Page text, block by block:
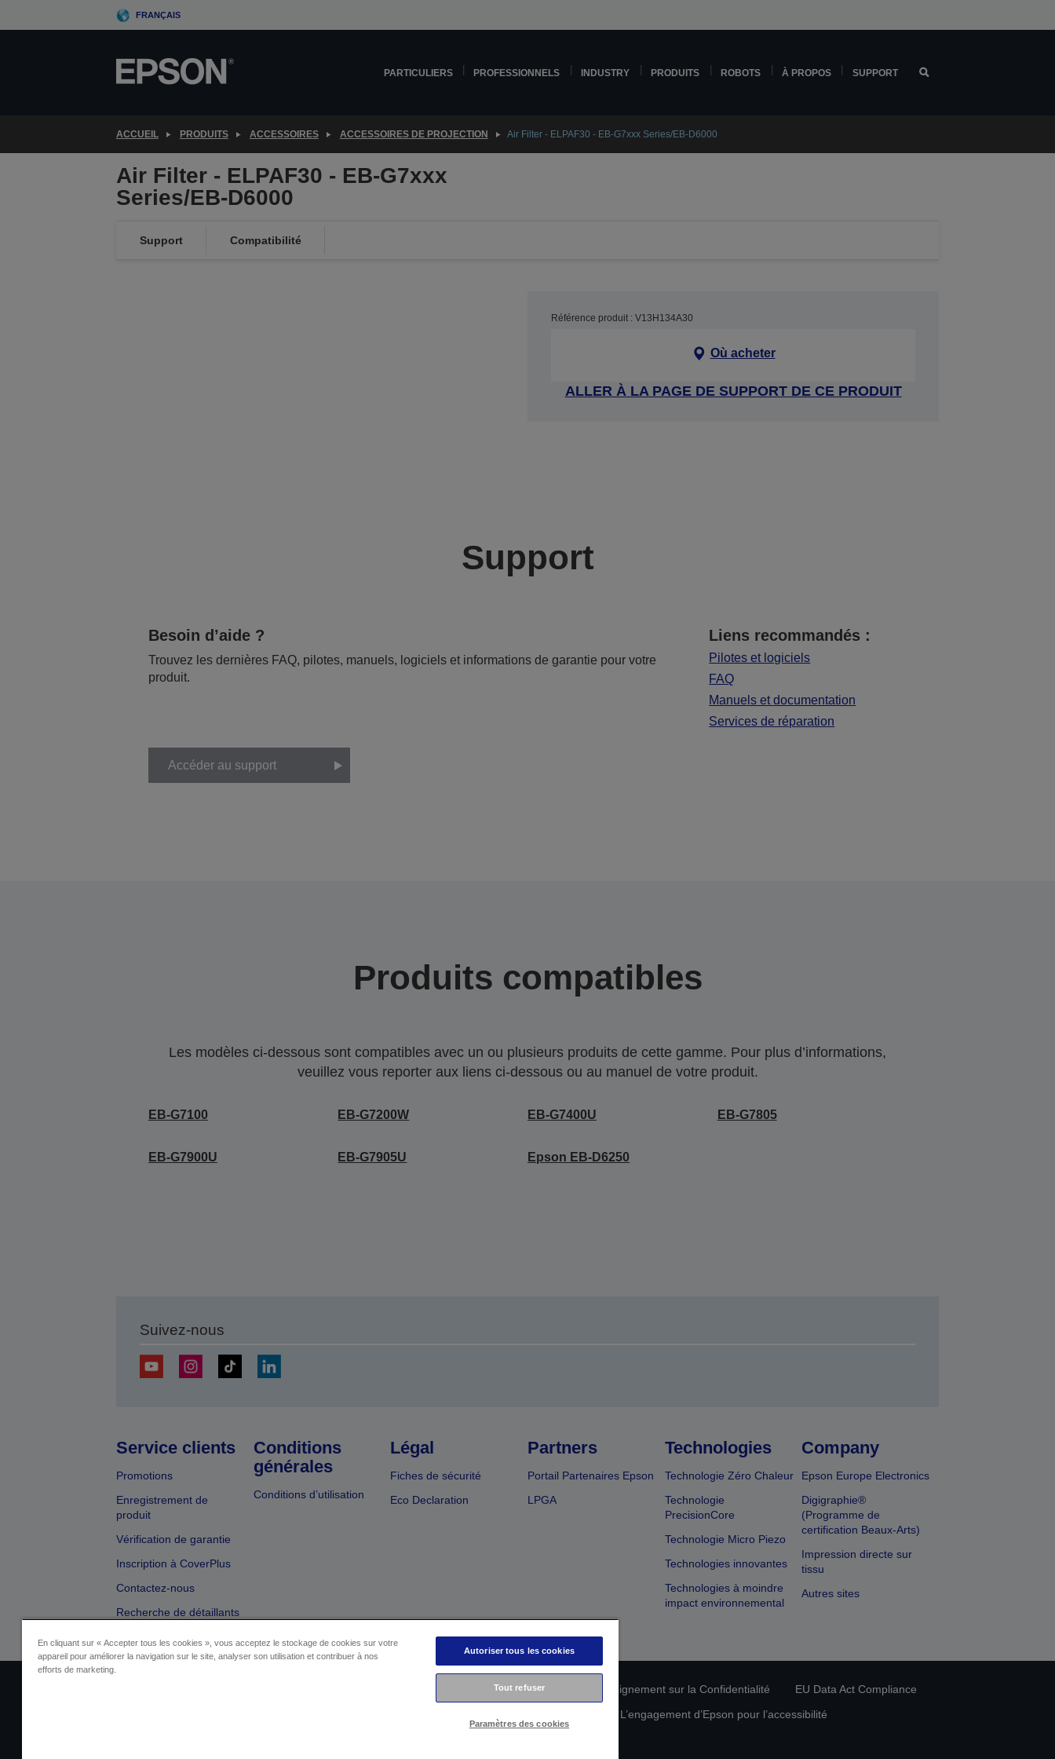
to
FRANÇAIS
PARTICULIERS PROFESSIONNELS INDUSTRY PRODUITS ROBOTS À PROPOS SUPPORT
ACCUEIL PRODUITS ACCESSOIRES ACCESSOIRES DE PROJECTION Air Filter - ELPAF30 - EB-G7xxx Series/EB-D6000
Air Filter - ELPAF30 - EB-G7xxx
Series/EB-D6000
Support Compatibilité
Référence produit : V13H134A30
Où acheter
ALLER À LA PAGE DE SUPPORT DE CE PRODUIT
Support
Besoin d’aide ?
Trouvez les dernières FAQ, pilotes, manuels, logiciels et informations de garantie pour votre
produit.
Liens recommandés :
Pilotes et logiciels
FAQ
Manuels et documentation
Services de réparation
Accéder au support
Produits compatibles
Les modèles ci-dessous sont compatibles avec un ou plusieurs produits de cette gamme. Pour plus d’informations,
veuillez vous reporter aux liens ci-dessous ou au manuel de votre produit.
EB-G7100 EB-G7200W EB-G7400U EB-G7805
EB-G7900U EB-G7905U Epson EB-D6250
Suivez-nous
Service clients
Promotions
Enregistrement de
produit
Vérification de garantie
Inscription à CoverPlus
Contactez-nous
Recherche de détaillants
Conditions
générales
Conditions d’utilisation
Légal
Fiches de sécurité
Eco Declaration
Partners
Portail Partenaires Epson
LPGA
Technologies
Technologie Zéro Chaleur
Technologie
PrecisionCore
Technologie Micro Piezo
Technologies innovantes
Technologies à moindre
impact environnemental
Company
Epson Europe Electronics
Digigraphie®
(Programme de
certification Beaux-Arts)
Impression directe sur
tissu
Autres sites
Déclaration de Renseignement sur la Confidentialité
EU Data Act Compliance
L’engagement d’Epson pour l’accessibilité
En cliquant sur « Accepter tous les cookies », vous acceptez le stockage de cookies sur votre
appareil pour améliorer la navigation sur le site, analyser son utilisation et contribuer à nos
efforts de marketing.
Autoriser tous les cookies
Tout refuser
Paramètres des cookies